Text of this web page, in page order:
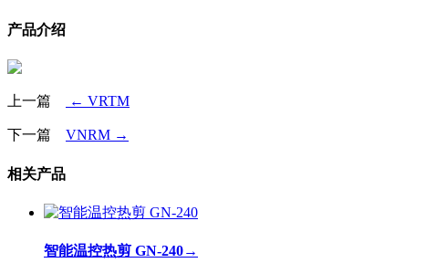
产品介绍
上一篇 ← VRTM
下一篇 VNRM →
相关产品
智能温控热剪 GN-240→